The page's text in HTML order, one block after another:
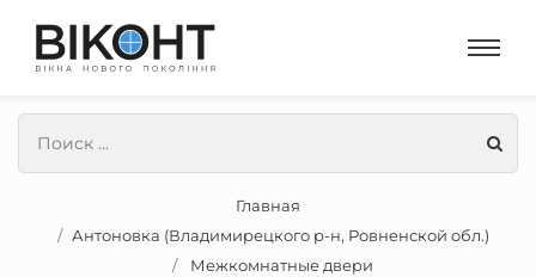
Главная
Антоновка (Владимирецкого р-н, Ровненской обл.)
Межкомнатные двери